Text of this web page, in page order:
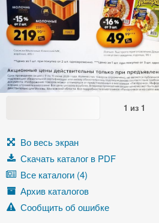
1 из 1
Во весь экран
Скачать каталог в PDF
Все каталоги (4)
Архив каталогов
Сообщить об ошибке